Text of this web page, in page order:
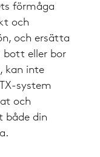
förmåga
och
och ersätta
bott eller bor
kan inte
system
och
både din